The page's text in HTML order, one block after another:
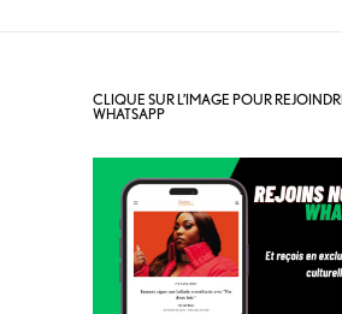
CLIQUE SUR L’IMAGE POUR
WHATSAPP